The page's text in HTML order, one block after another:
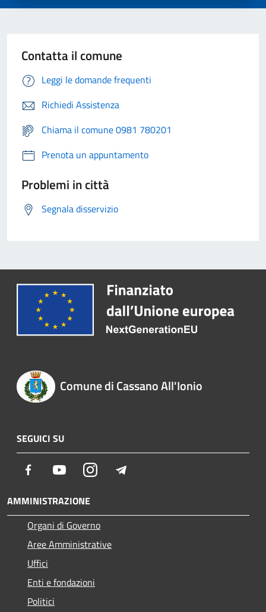
Contatta il comune
Leggi le domande frequenti
Richiedi Assistenza
Chiama il comune 0981 780201
Prenota un appuntamento
Problemi in città
Segnala disservizio
Comune di Cassano All'Ionio
SEGUICI SU
Facebook YoutubeInstagram
AMMINISTRAZIONE
Organi di Governo
Aree Amministrative
Uffici
Enti e fondazioni
Politici